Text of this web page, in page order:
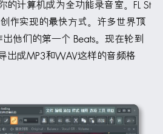
的计算机成为全功能录音室。FL St
作实现的最快方式。许多世界顶
他们的第一个 Beats。现在轮到
出成MP3和WAV这样的音频格